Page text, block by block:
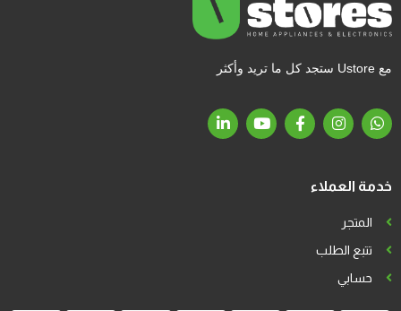
مع Ustore ستجد كل ما تريد وأكثر
خدمة العملاء
المتجر
تتبع الطلب
حسابي